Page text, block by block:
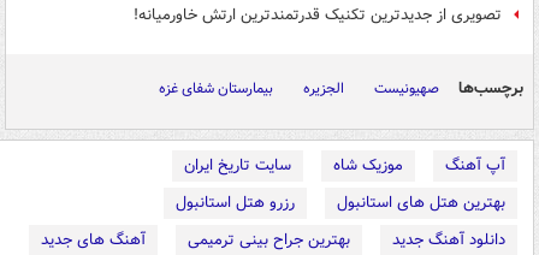
تصویری از جدیدترین تکنیک قدرتمندترین ارتش خاورمیانه!
برچسب‌ها صهیونیست الجزیره بیمارستان شفای غزه
آپ آهنگ موزیک شاه
سایت تاریخ ایران
بهترین هتل های استانبول
رزرو هتل استانبول
دانلود آهنگ جدید
بهترین جراح بینی ترمیمی
آهنگ های جدید